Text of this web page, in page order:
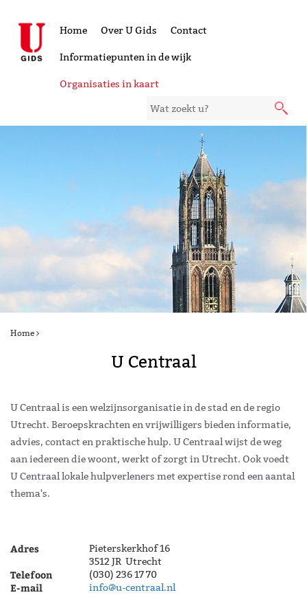
Home Over U Gids Contact
Informatiepunten in de wijk
Organisaties in kaart
Home
U Centraal
U Centraal is een welzijnsorganisatie in de stad en de regio
Utrecht. Beroepskrachten en vrijwilligers bieden informatie,
advies, contact en praktische hulp. U Centraal wijst de weg
aan iedereen die woont, werkt of zorgt in Utrecht. Ook voedt
U Centraal lokale hulpverleners met expertise rond een aantal
thema's.
Adres
Pieterskerkhof 16
3512 JR Utrecht
Telefoon (030) 236 17 70
E-mail info@u-centraal.nl